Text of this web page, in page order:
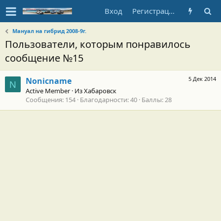
Вход Регистрация
Мануал на гибрид 2008-9г.
Пользователи, которым понравилось
сообщение №15
N
5 Дек 2014
Nonicname
Active Member · ИзХабаровск
Сообщения 154 Благодарности 40 Баллы 28